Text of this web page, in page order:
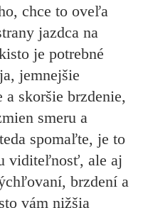
chce to oveľa
jazdca na
je potrebné
jemnejšie
skoršie brzdenie,
smeru a
spomaľte, je to
viditeľnosť, ale aj
brzdení a
vám nižšia